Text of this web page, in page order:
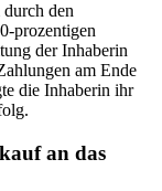
den
prozentigen
der Inhaberin
am Ende
die Inhaberin ihr
an das